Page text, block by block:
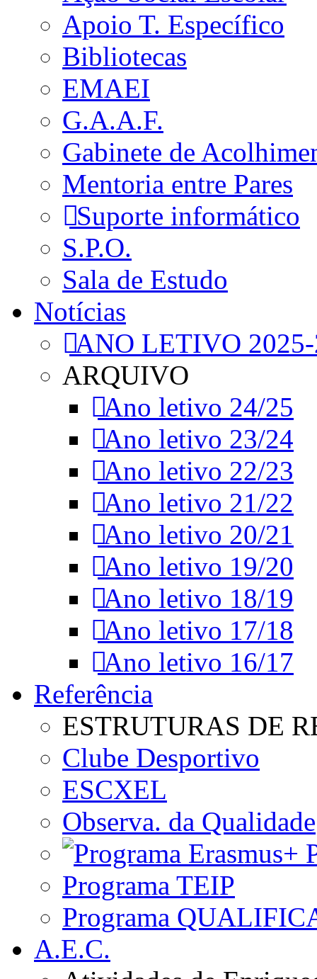
Apoio T. Específico
Bibliotecas
EMAEI
G.A.A.F.
Gabinete de
Mentoria entre Pares
Suporte informático
S.P.O.
Sala de Estudo
Notícias
ANO LETIVO
ARQUIVO
Ano letivo 24/25
Ano letivo 23/24
Ano letivo 22/23
Ano letivo 21/22
Ano letivo 20/21
Ano letivo 19/20
Ano letivo 18/19
Ano letivo 17/18
Ano letivo 16/17
Referência
ESTRUTURAS DE
Clube Desportivo
ESCXEL
Observa. da Qualidade
Programa TEIP
Programa
A.E.C.